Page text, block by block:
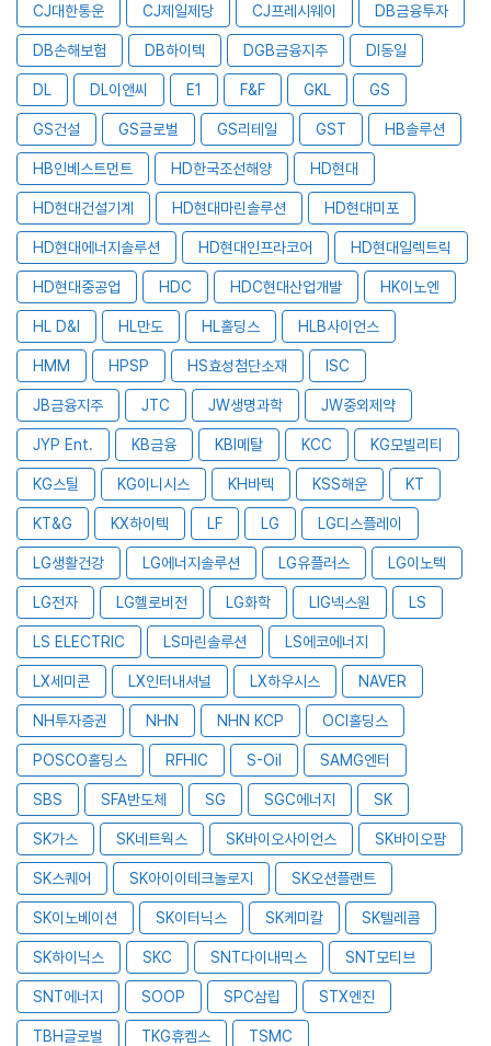
CJ대한통운 CJ제일제당 CJ프레시웨이 DB금융투자
DB손해보험 DB하이텍 DGB금융지주 DI동일
DL DL이앤씨 E1 F&F GKL GS
GS건설 GS글로벌 GS리테일 GST HB솔루션
HB인베스트먼트 HD한국조선해양 HD현대
HD현대건설기계 HD현대마린솔루션 HD현대미포
HD현대에너지솔루션 HD현대인프라코어 HD현대일렉트릭
HD현대중공업 HDC HDC현대산업개발 HK이노엔
HL D&I HL만도 HL홀딩스 HLB사이언스
HMM HPSP HS효성첨단소재 ISC
JB금융지주 JTC JW생명과학 JW중외제약
JYP Ent. KB금융 KBI메탈 KCC KG모빌리티
KG스틸 KG이니시스 KH바텍 KSS해운 KT
KT&G KX하이텍 LF LG LG디스플레이
LG생활건강 LG에너지솔루션 LG유플러스 LG이노텍
LG전자 LG헬로비전 LG화학 LIG넥스원 LS
LS ELECTRIC LS마린솔루션 LS에코에너지
LX세미콘 LX인터내셔널 LX하우시스 NAVER
NH투자증권 NHN NHN KCP OCI홀딩스
POSCO홀딩스 RFHIC S-Oil SAMG엔터
SBS SFA반도체 SG SGC에너지 SK
SK가스 SK네트웍스 SK바이오사이언스 SK바이오팜
SK스퀘어 SK아이이테크놀로지 SK오션플랜트
SK이노베이션 SK이터닉스 SK케미칼 SK텔레콤
SK하이닉스 SKC SNT다이내믹스 SNT모티브
SNT에너지 SOOP SPC삼립 STX엔진
TBH글로벌 TKG휴켐스 TSMC